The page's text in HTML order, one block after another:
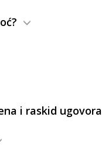
i raskid ugovora